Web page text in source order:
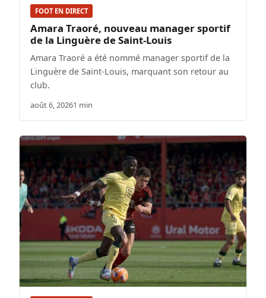
FOOT EN DIRECT
Amara Traoré, nouveau manager sportif
de la Linguère de Saint-Louis
Amara Traoré a été nommé manager sportif de la
Linguère de Saint-Louis, marquant son retour au
club.
août 6, 20261 min